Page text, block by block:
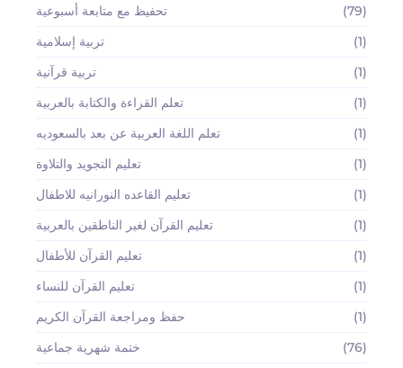
تحفيظ مع متابعة أسبوعية
(79)
تربية إسلامية
(1)
تربية قرآنية
(1)
تعلم القراءة والكتابة بالعربية
(1)
تعلم اللغة العربية عن بعد بالسعوديه
(1)
تعليم التجويد والتلاوة
(1)
تعليم القاعده النورانيه للاطفال
(1)
تعليم القرآن لغير الناطقين بالعربية
(1)
تعليم القرآن للأطفال
(1)
تعليم القرآن للنساء
(1)
حفظ ومراجعة القرآن الكريم
(1)
ختمة شهرية جماعية
(76)